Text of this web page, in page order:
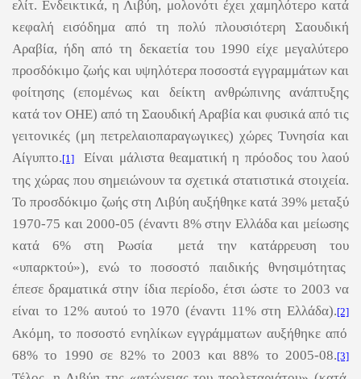
ελίτ. Ενδεικτικά, η Λιβύη, μολονότι έχει χαμηλότερο κατά
κεφαλή εισόδημα από τη πολύ πλουσιότερη Σαουδική
Αραβία, ήδη από τη δεκαετία του 1990 είχε μεγαλύτερο
προσδόκιμο ζωής και υψηλότερα ποσοστά εγγραμμάτων και
φοίτησης (επομένως και δείκτη ανθρώπινης ανάπτυξης
κατά τον ΟΗΕ) από τη Σαουδική Αραβία και φυσικά από τις
γειτονικές (μη πετρελαιοπαραγωγικες) χώρες Τυνησία και
Αίγυπτο.[1]Είναι μάλιστα θεαματική η πρόοδος του λαού
της χώρας που σημειώνουν τα σχετικά στατιστικά στοιχεία.
Το προσδόκιμο ζωής στη Λιβύη αυξήθηκε κατά 39% μεταξύ
1970-75 και 2000-05 (έναντι 8% στην Ελλάδα και μείωσης
κατά 6% στη Ρωσία μετά την κατάρρευση του
«υπαρκτού»), ενώ το ποσοστό παιδικής θνησιμότητας
έπεσε δραματικά στην ίδια περίοδο, έτσι ώστε το 2003 να
είναι το 12% αυτού το 1970 (έναντι 11% στη Ελλάδα).[2]
Ακόμη, το ποσοστό ενηλίκων εγγράμματων αυξήθηκε από
68% το 1990 σε 82% το 2003 και 88% το 2005-08.[3]